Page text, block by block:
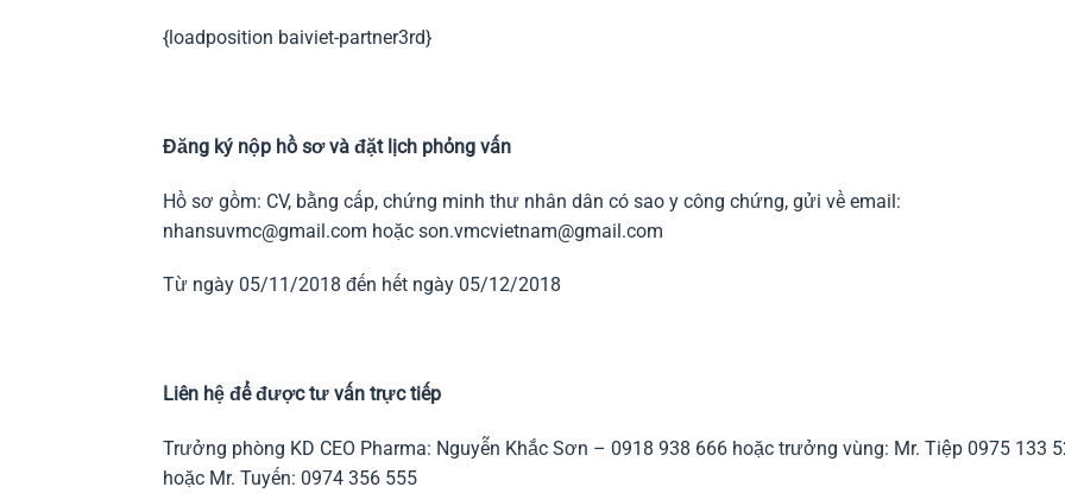
{loadposition baiviet-partner3rd}
Đăng ký nộp hồ sơ và đặt lịch phỏng vấn
Hồ sơ gồm: CV, bằng cấp, chứng minh thư nhân dân có sao y công chứng, gửi về email:
nhansuvmc@gmail.com hoặc son.vmcvietnam@gmail.com
Từ ngày 05/11/2018 đến hết ngày 05/12/2018
Liên hệ để được tư vấn trực tiếp
Trưởng phòng KD CEO Pharma: Nguyễn Khắc Sơn – 0918 938 666 hoặc trưởng vùng: Mr. Tiệp 0975 133
hoặc Mr. Tuyến: 0974 356 555